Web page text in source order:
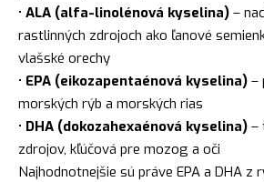
• ALA (alfa-linolénová kyselina) –
rastlinných zdrojoch ako ľanové
vlašské orechy
• EPA (eikozapentaénová kyselina) –
morských rýb a morských rias
• DHA (dokozahexaénová kyselina) –
zdrojov, kľúčová pre mozog a oči
Najhodnotnejšie sú práve EPA a DHA z